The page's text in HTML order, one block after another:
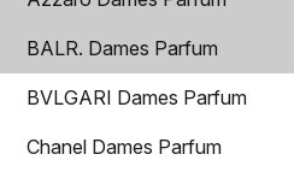
BALR. Dames Parfum
BVLGARI Dames Parfum
Chanel Dames Parfum